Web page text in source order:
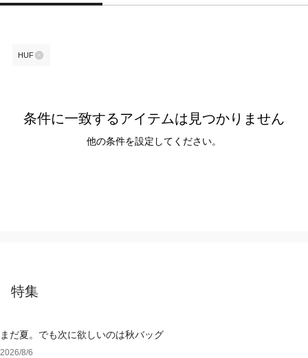
HUF
条件に一致するアイテムは見つかりません
他の条件を設定してください。
特集
まだ夏。でも次に欲しいのは秋バッグ
2026/8/6